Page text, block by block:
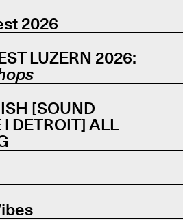
2026
LUZERN 2026:
[SOUND
DETROIT] ALL